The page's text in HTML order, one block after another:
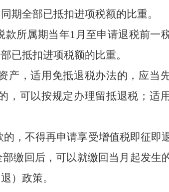
期全部已抵扣进项税额的比重。
所属期当年1 月至申请退税前一
已抵扣进项税额的比重。
，适用免抵退税办法的，应当
，可以按规定办理留抵退税；适
的，不得再申请享受增值税即征即
缴回后，可以就缴回当月起发生
）政策。